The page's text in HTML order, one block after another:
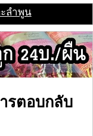
ะลำพูน
รตอบกลับ